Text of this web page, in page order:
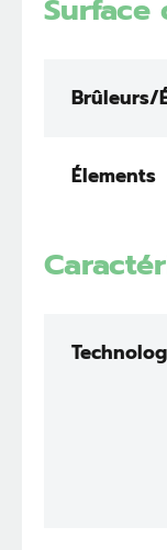
Surface
Brûleurs/
Élements